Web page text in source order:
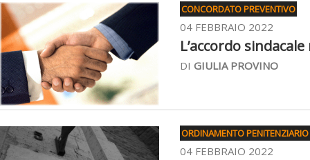
CONCORDATO PREVENTIVO
04 FEBBRAIO 2022
L’accordo
DI GIULIA PROVINO
ORDINAMENTO PENITENZIARIO
04 FEBBRAIO 2022